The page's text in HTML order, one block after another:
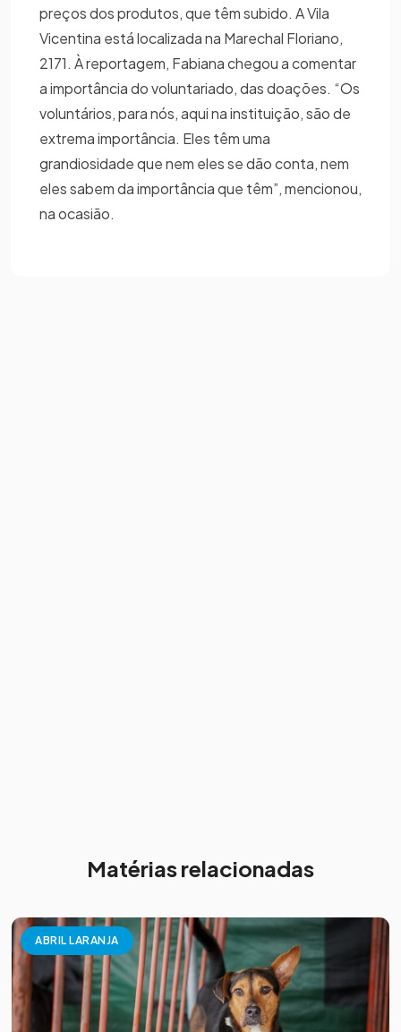
preços dos produtos, que têm subido. A Vila
Vicentina está localizada na Marechal Floriano,
2171. À reportagem, Fabiana chegou a comentar
a importância do voluntariado, das doações. “Os
voluntários, para nós, aqui na instituição, são de
extrema importância. Eles têm uma
grandiosidade que nem eles se dão conta, nem
eles sabem da importância que têm”, mencionou,
na ocasião.
Matérias relacionadas
ABRIL LARANJA